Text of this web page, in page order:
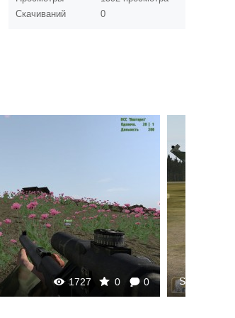
Скачиваний
0
1727 0 0 Sergey252